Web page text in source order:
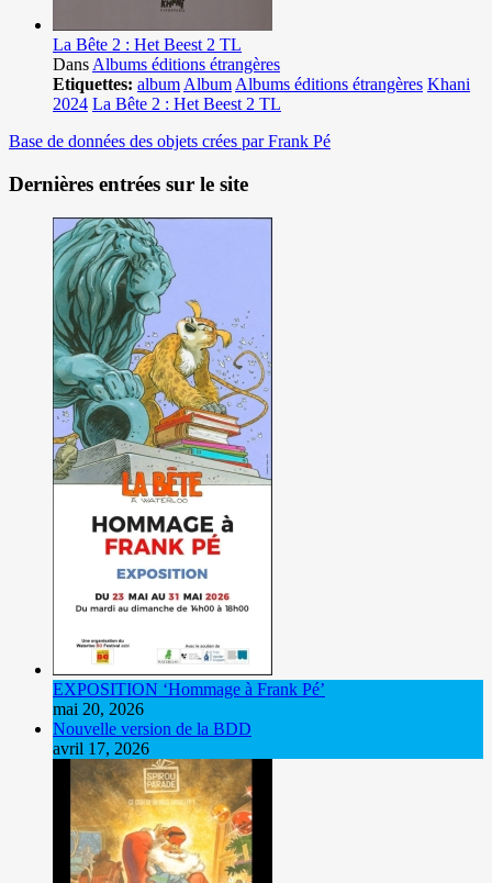
La Bête 2 : Het Beest 2 TL
DansAlbums éditions étrangères
Etiquettes: albumAlbumAlbums éditions étrangères Khani
2024 La Bête 2 : Het Beest 2 TL
Base de données des objets crées par Frank Pé
Dernières entrées sur le site
EXPOSITION ‘Hommage à Frank Pé’
mai 20, 2026
Nouvelle version de la BDD
avril 17, 2026